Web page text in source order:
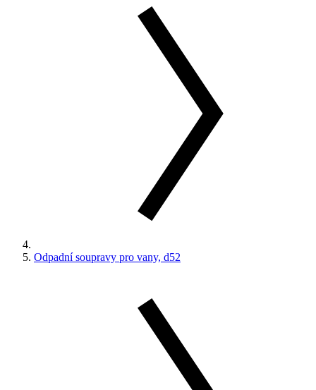
Odpadní soupravy pro vany, d52